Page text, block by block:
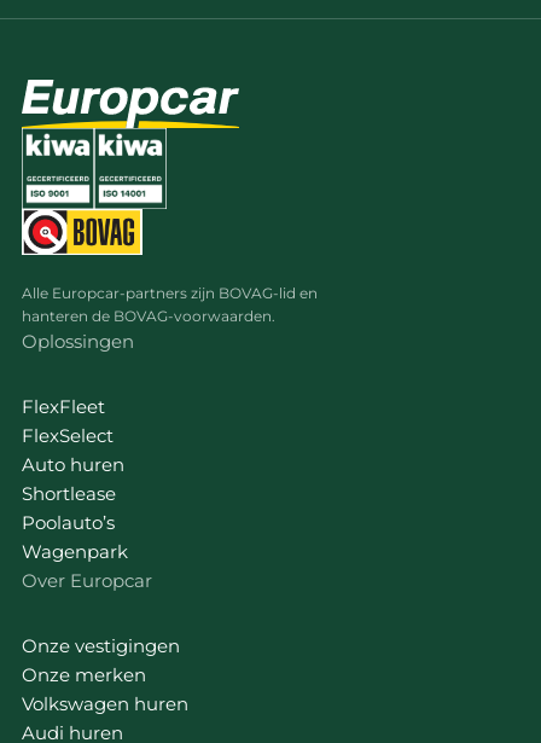
Alle Europcar-partners zijn BOVAG-lid en
hanteren de BOVAG-voorwaarden.
Oplossingen
FlexFleet
FlexSelect
Auto huren
Shortlease
Poolauto’s
Wagenpark
Over Europcar
Onze vestigingen
Onze merken
Volkswagen huren
Audi huren